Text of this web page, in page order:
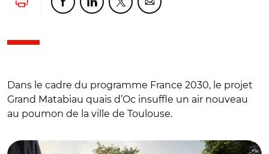
Lancer l'impressionPartager cette page sur Facebook
Partager cette page sur Linkedin
Partager cette page sur Twitter
Partager cette page sur
Dans le cadre du programme France 2030, le projet
Grand Matabiau quais d’Oc insuffle un air nouveau
au poumon de la ville de Toulouse.